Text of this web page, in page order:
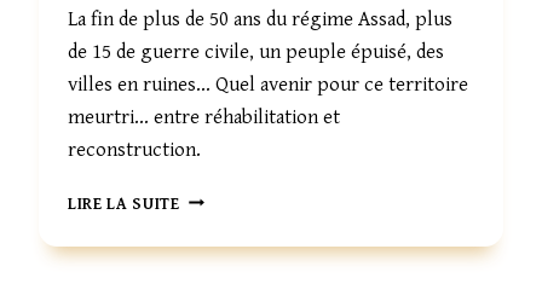
La fin de plus de 50 ans du régime Assad, plus
de 15 de guerre civile, un peuple épuisé, des
villes en ruines… Quel avenir pour ce territoire
meurtri… entre réhabilitation et
reconstruction.
LIRE LA SUITEQUEL
POUR